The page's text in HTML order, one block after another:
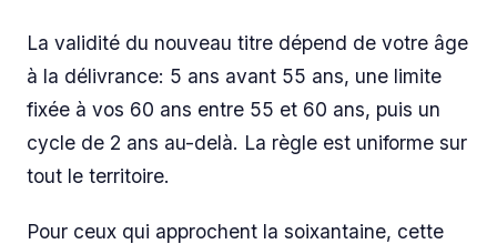
La validité du nouveau titre dépend de votre âge
à la délivrance: 5 ans avant 55 ans, une limite
fixée à vos 60 ans entre 55 et 60 ans, puis un
cycle de 2 ans au-delà. La règle est uniforme sur
tout le territoire.
Pour ceux qui approchent la soixantaine, cette